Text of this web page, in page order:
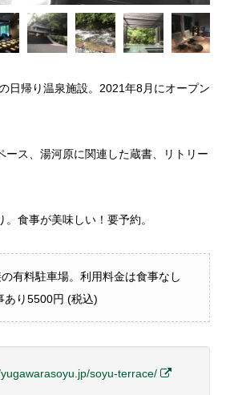
日帰り温泉施設。2021年8月にオープン
ース、湯河原に関連した蔵書、リトリー
食事が美味しい！要予約。
の有料駐車場。利用料金は食事なし
あり5500円 (税込)
soyu-terrace/